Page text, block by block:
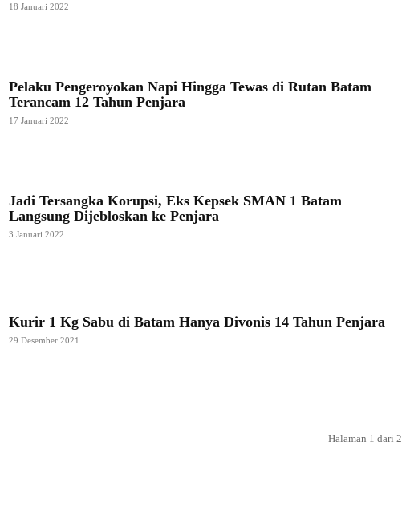
18 Januari 2022
Pelaku Pengeroyokan Napi Hingga Tewas di Rutan Batam
Terancam 12 Tahun Penjara
17 Januari 2022
Jadi Tersangka Korupsi, Eks Kepsek SMAN 1 Batam
Langsung Dijebloskan ke Penjara
3 Januari 2022
Kurir 1 Kg Sabu di Batam Hanya Divonis 14 Tahun Penjara
29 Desember 2021
Halaman 1 dari 2